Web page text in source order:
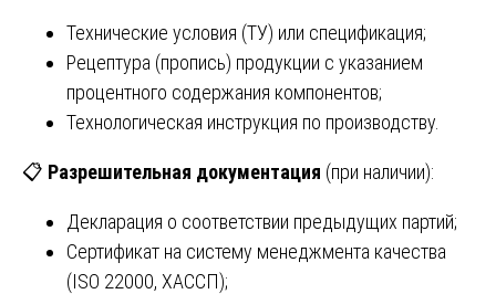
Технические условия (ТУ) или спецификация;
Рецептура (пропись) продукции с указанием
процентного содержания компонентов;
Технологическая инструкция по производству.
📋 Разрешительная документация (при наличии):
Декларация о соответствии предыдущих партий;
Сертификат на систему менеджмента качества
(ISO 22000, ХАССП);